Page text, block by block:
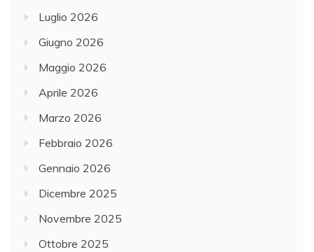
Luglio 2026
Giugno 2026
Maggio 2026
Aprile 2026
Marzo 2026
Febbraio 2026
Gennaio 2026
Dicembre 2025
Novembre 2025
Ottobre 2025